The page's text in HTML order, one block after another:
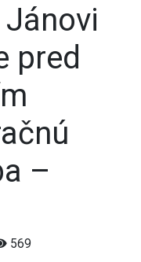
pred
–
569